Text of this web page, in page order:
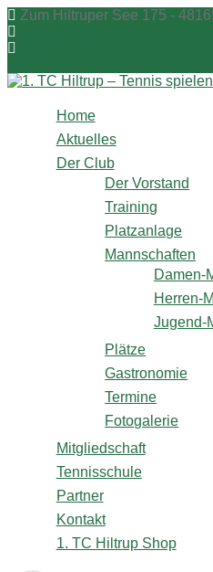
Zum
Inhalt
springen
Zum Hiltruper See 175 -
Home
Aktuelles
Der Club
Der Vorstand
Training
Platzanlage
Mannschaften
Damen-
Herren-
Jugend-
Plätze
Gastronomie
Termine
Fotogalerie
Mitgliedschaft
Tennisschule
Partner
Kontakt
1. TC Hiltrup Shop